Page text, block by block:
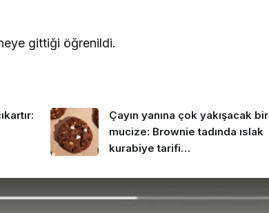
gittiği öğrenildi.
Çayın yanına çok yakışacak bir
mucize: Brownie tadında ıslak
kurabiye tarifi…